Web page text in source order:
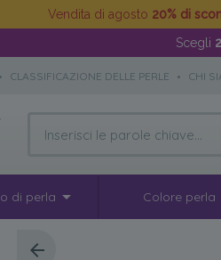
Vendita di agosto 20% di
Scegli
• CLASSIFICAZIONE DELLE PERLE • CHI
di perla Colore perla